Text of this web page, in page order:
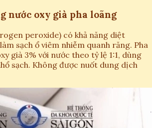
nước oxy già pha loãng
peroxide) có khả năng diệt
sạch ổ viêm nhiễm quanh răng. Pha
già 3% với nước theo tỷ lệ 1:1, dùng
sạch. Không được nuốt dung dịch